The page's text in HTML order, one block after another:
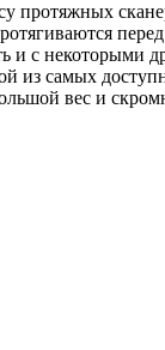
протяжных
и с
из самых
вес и